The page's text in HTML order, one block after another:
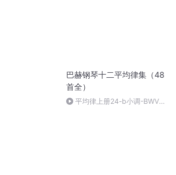
巴赫钢琴十二平均律集（48
首全）
平均律上册24-b小调-BWV-